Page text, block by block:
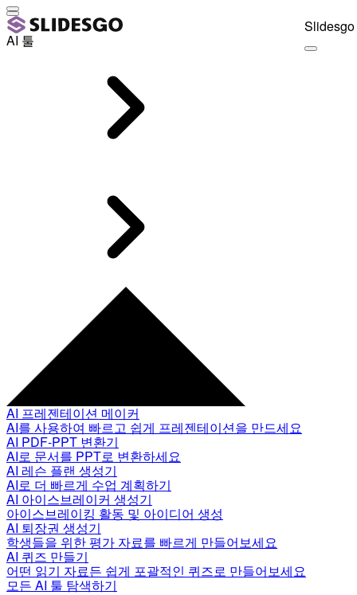
AI 툴
AI 프레젠테이션 메이커
AI를 사용하여 빠르고 쉽게 프레젠테이션을 만드세요
AI PDF-PPT 변환기
AI로 문서를 PPT로 변환하세요
AI 레슨 플랜 생성기
AI로 더 빠르게 수업 계획하기
AI 아이스브레이커 생성기
아이스브레이킹 활동 및 아이디어 생성
AI 퇴장권 생성기
학생들을 위한 평가 자료를 빠르게 만들어보세요
AI 퀴즈 만들기
어떤 읽기 자료든 쉽게 포괄적인 퀴즈로 만들어보세요
모든 AI 툴 탐색하기